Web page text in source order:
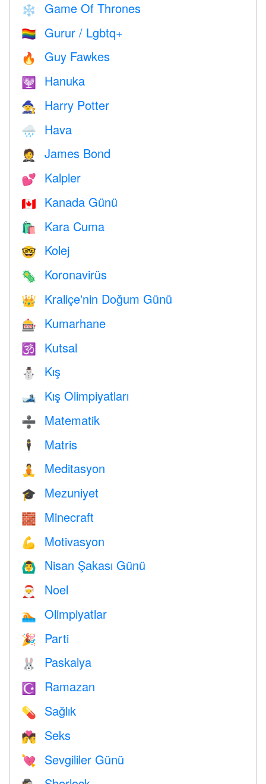
❄️ Game Of Thrones
🏳️‍🌈 Gurur / Lgbtq+
🔥 Guy Fawkes
🕎 Hanuka
🧙 Harry Potter
🌧 Hava
🤵 James Bond
💕 Kalpler
🇨🇦 Kanada Günü
🛍 Kara Cuma
🤓 Kolej
🦠 Koronavirüs
👑 Kraliçe'nin Doğum Günü
🎰 Kumarhane
🕉 Kutsal
⛄ Kış
🎿 Kış Olimpiyatları
➗ Matematik
🕴️ Matris
🧘 Meditasyon
🎓 Mezuniyet
🧱 Minecraft
💪 Motivasyon
🙆‍♂️ Nisan Şakası Günü
🎅 Noel
🏊 Olimpiyatlar
🎉 Parti
🐰 Paskalya
☪️ Ramazan
💊 Sağlık
💏 Seks
💘 Sevgililer Günü